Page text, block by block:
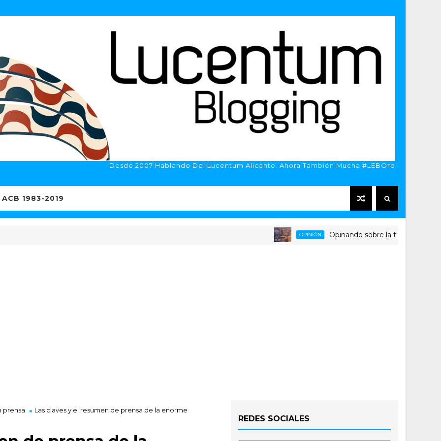
Desde 2007 Hablando Del Lucentum Alicante. Ahora También Mucha #LEBOro
ACB 1983-2019
OPINIÓN Opinando sobre la triste despedida del
prensa
Las claves y el resumen de prensa de la enorme
REDES SOCIALES